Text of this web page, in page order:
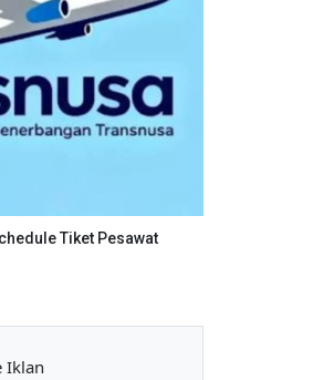
Tiket Pesawat
Iklan